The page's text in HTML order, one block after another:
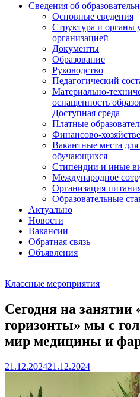
Сведения об
Основные сведения
Структура и органы
организацией
Документы
Образование
Руководство
Педагогический
Материально-
оснащенность
Доступная среда
Платные
Финансово-
Вакантные места
обучающихся
Стипендии и иные
Международное
Организация
Образовательные
Актуально
Новости
Вакансии
Обратная связь
Объявления
Классные мероприятия
Сегодня на
горизонты» мы с
мир медицины и
21.12.202421.12.2024